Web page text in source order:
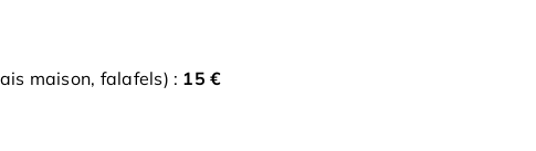
maison, falafels) : 15 €